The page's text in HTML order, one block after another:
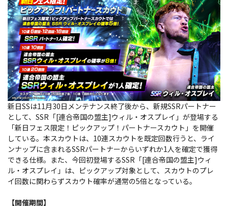
新日SSは11月30日メンテナンス終了後から、新規SSRパートナー
として、SSR「[連合帝国の盟主]ウィル・オスプレイ」が登場する
「新日フェス限定！ピックアップ！パートナースカウト」を開催
している。本スカウトは、10連スカウトを既定回数行うと、ライ
ンナップに含まれるSSRパートナーからいずれか1人を確定で獲得
できる仕様。また、今回初登場するSSR「[連合帝国の盟主]ウィ
ル・オスプレイ」は、ピックアップ対象として、スカウトのプレ
イ回数に関わらずスカウト確率が通常の5倍となっている。
【開催期間】